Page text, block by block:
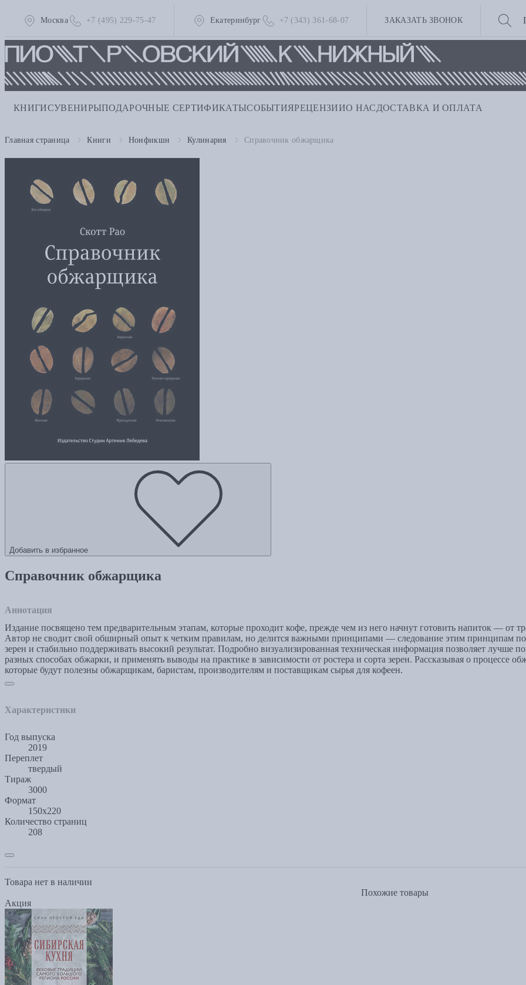
Москва +7 (495) 229-75-47 Екатеринбург +7 (343) 361-68-07 ЗАКАЗАТЬ ЗВОНОК
КНИГИСУВЕНИРЫПОДАРОЧНЫЕ СЕРТИФИКАТЫСОБЫТИЯРЕЦЕНЗИИО НАС ДОСТАВКА И ОПЛАТА
Главная страница Книги Нонфикшн Кулинария Справочник обжарщика
Добавить в избранное
Справочник обжарщика
Аннотация
Издание посвящено тем предварительным этапам, которые проходит кофе, прежде чем из него начнут готовить напиток — от
Автор не сводит свой обширный опыт к четким правилам, но делится важными принципами — следование этим принципам
зерен и стабильно поддерживать высокий результат. Подробно визуализированная техническая информация позволяет лучше
разных способах обжарки, и применять выводы на практике в зависимости от ростера и сорта зерен. Рассказывая о процессе
которые будут полезны обжарщикам, баристам, производителям и поставщикам сырья для кофеен.
Характеристики
Год выпуска
2019
Переплет
твердый
Тираж
3000
Формат
150x220
Количество страниц
208
Товара нет в наличии
Похожие товары
Акция